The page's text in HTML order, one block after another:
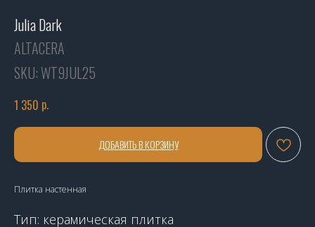
Julia Dark
ALTACERA
SKU: WT9JUL25
1 350 р.
ДОБАВИТЬ В КОРЗИНУ
Плитка настенная
Тип: керамическая плитка